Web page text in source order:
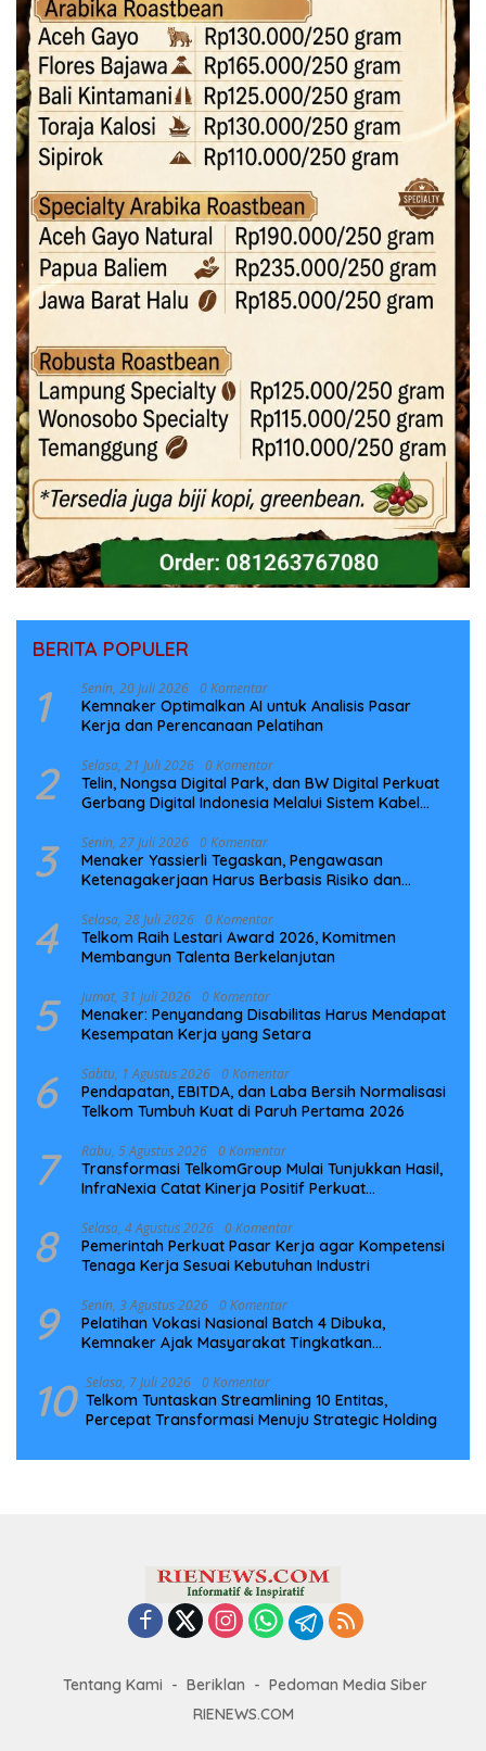
BERITA POPULER
1 Senin, 20 Juli 2026 0 Komentar
Kemnaker Optimalkan AI untuk Analisis Pasar
Kerja dan Perencanaan Pelatihan
2 Selasa, 21 Juli 2026 0 Komentar
Telin, Nongsa Digital Park, dan BW Digital Perkuat
Gerbang Digital Indonesia Melalui Sistem Kabel
3 Senin, 27 Juli 2026 0 Komentar
Menaker Yassierli Tegaskan, Pengawasan
Ketenagakerjaan Harus Berbasis Risiko dan
4 Selasa, 28 Juli 2026 0 Komentar
Telkom Raih Lestari Award 2026, Komitmen
Membangun Talenta Berkelanjutan
5 Jumat, 31 Juli 2026 0 Komentar
Menaker: Penyandang Disabilitas Harus Mendapat
Kesempatan Kerja yang Setara
6 Sabtu, 1 Agustus 2026 0 Komentar
Pendapatan, EBITDA, dan Laba Bersih Normalisasi
Telkom Tumbuh Kuat di Paruh Pertama 2026
7 Rabu, 5 Agustus 2026 0 Komentar
Transformasi TelkomGroup Mulai Tunjukkan Hasil,
InfraNexia Catat Kinerja Positif Perkuat
8 Selasa, 4 Agustus 2026 0 Komentar
Pemerintah Perkuat Pasar Kerja agar Kompetensi
Tenaga Kerja Sesuai Kebutuhan Industri
9 Senin, 3 Agustus 2026 0 Komentar
Pelatihan Vokasi Nasional Batch 4 Dibuka,
Kemnaker Ajak Masyarakat Tingkatkan
10 Selasa, 7 Juli 2026 0 Komentar
Telkom Tuntaskan Streamlining 10 Entitas,
Percepat Transformasi Menuju Strategic Holding
Tentang Kami Beriklan
Pedoman Media Siber
RIENEWS.COM